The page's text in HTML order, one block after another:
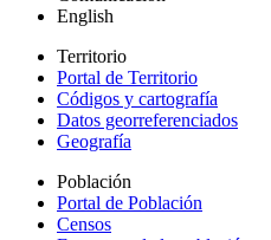
English
Territorio
Portal de Territorio
Códigos y cartografía
Datos georreferenciados
Geografía
Población
Portal de Población
Censos